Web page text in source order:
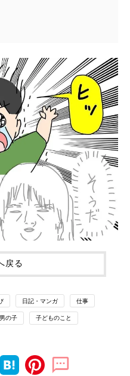
戻る
日記・マンガ 仕事
男の子 子どものこと